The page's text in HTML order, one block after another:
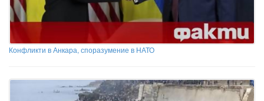
Конфликти в Анкара, споразумение в НАТО